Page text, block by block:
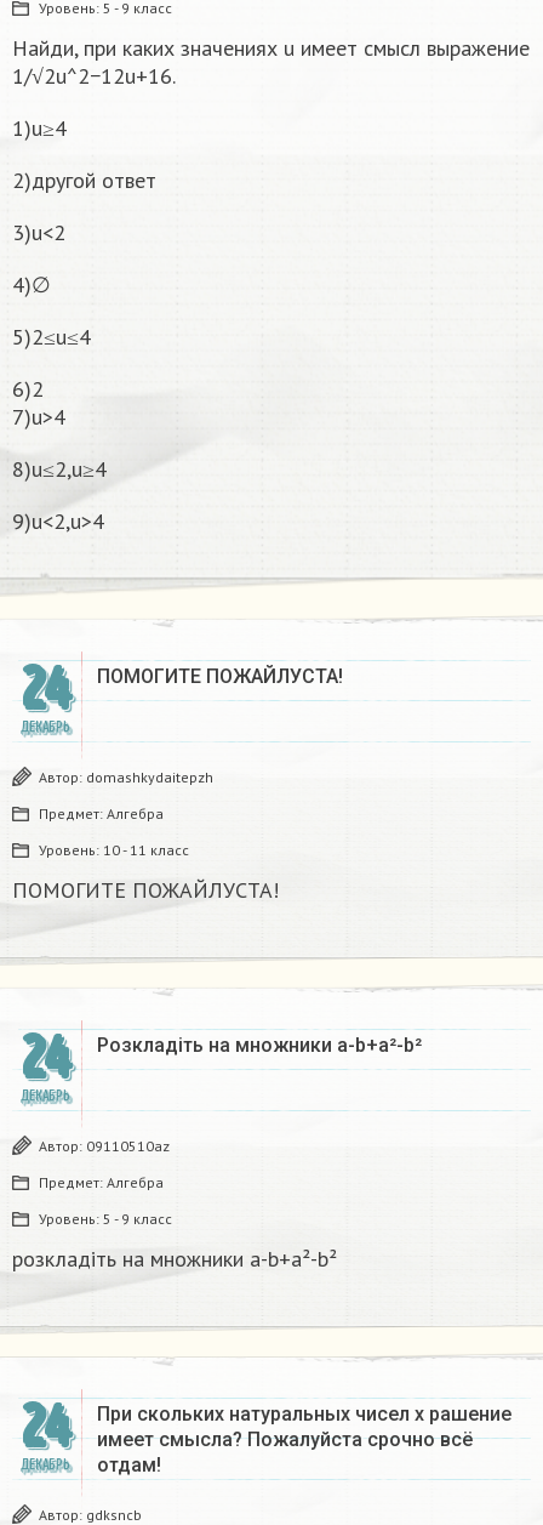
Уровень: 5 - 9 класс
Найди, при каких значениях u имеет смысл выражение
1/√2u^2−12u+16.
1)u≥4
2)другой ответ
3)u<2
4)∅
5)2≤u≤4
6)2
7)u>4
8)u≤2,u≥4
9)u<2,u>4
24
ДЕКАБРЬ
ПОМОГИТЕ ПОЖАЙЛУСТА!
Автор: domashkydaitepzh
Предмет: Алгебра
Уровень: 10 - 11 класс
ПОМОГИТЕ ПОЖАЙЛУСТА!
24
ДЕКАБРЬ
Розкладіть на множники а-b+a²-b²​
Автор: 09110510az
Предмет: Алгебра
Уровень: 5 - 9 класс
розкладіть на множники а-b+a²-b²​
24
ДЕКАБРЬ
При скольких натуральных чисел х рашение
имеет смысла? Пожалуйста срочно всё
отдам!
Автор: gdksncb